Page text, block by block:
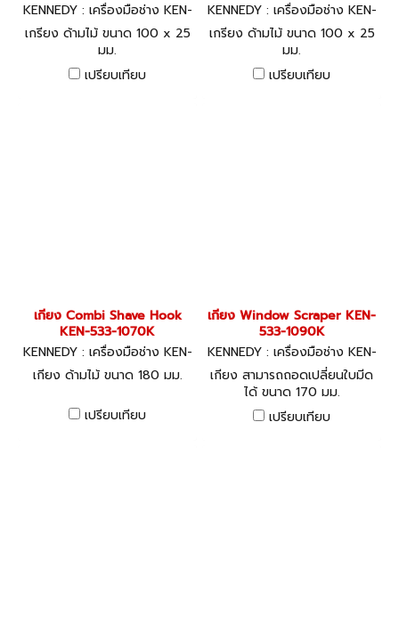
KENNEDY : เครื่องมือช่าง KEN-
533-1060K
เกรียง ด้ามไม้ ขนาด 100 x 25
มม.
เปรียบเทียบ
KENNEDY : เครื่องมือช่าง KEN-
533-1000K
เกรียง ด้ามไม้ ขนาด 100 x 25
มม.
เปรียบเทียบ
เกียง Combi Shave Hook
KEN-533-1070K
KENNEDY : เครื่องมือช่าง KEN-
533-1070K
เกียง ด้ามไม้ ขนาด 180 มม.
เปรียบเทียบ
เกียง Window Scraper KEN-
533-1090K
KENNEDY : เครื่องมือช่าง KEN-
533-1090K
เกียง สามารถถอดเปลี่ยนใบมีด
ได้ ขนาด 170 มม.
เปรียบเทียบ